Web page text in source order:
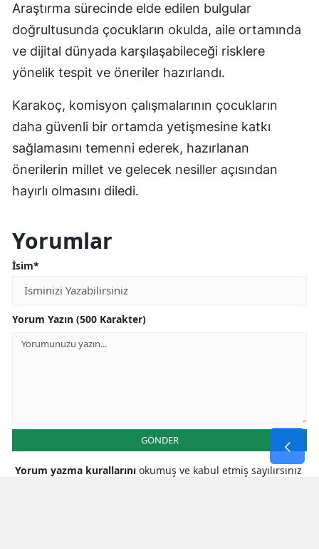
Araştırma sürecinde elde edilen bulgular
doğrultusunda çocukların okulda, aile ortamında
ve dijital dünyada karşılaşabileceği risklere
yönelik tespit ve öneriler hazırlandı.
Karakoç, komisyon çalışmalarının çocukların
daha güvenli bir ortamda yetişmesine katkı
sağlamasını temenni ederek, hazırlanan
önerilerin millet ve gelecek nesiller açısından
hayırlı olmasını diledi.
Yorumlar
İsim*
Yorum Yazın (500 Karakter)
GÖNDER
Yorum yazma kurallarını okumuş ve kabul etmiş sayılırsınız